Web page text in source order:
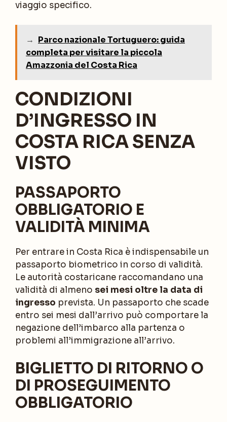
viaggio specifico.
→ Parco nazionale Tortuguero: guida
completa per visitare la piccola
Amazzonia del Costa Rica
CONDIZIONI
D’INGRESSO IN
COSTA RICA SENZA
VISTO
PASSAPORTO
OBBLIGATORIO E
VALIDITÀ MINIMA
Per entrare in Costa Rica è indispensabile un
passaporto biometrico in corso di validità.
Le autorità costaricane raccomandano una
validità di almeno sei mesi oltre la data di
ingresso prevista. Un passaporto che scade
entro sei mesi dall’arrivo può comportare la
negazione dell’imbarco alla partenza o
problemi all’immigrazione all’arrivo.
BIGLIETTO DI RITORNO O
DI PROSEGUIMENTO
OBBLIGATORIO